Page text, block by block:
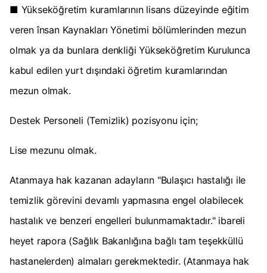
■ Yükseköğretim kuramlarının lisans düzeyinde eğitim
veren însan Kaynakları Yönetimi bölümlerinden mezun
olmak ya da bunlara denkliği Yükseköğretim Kurulunca
kabul edilen yurt dışındaki öğretim kuramlarından
mezun olmak.
Destek Personeli (Temizlik) pozisyonu için;
Lise mezunu olmak.
Atanmaya hak kazanan adayların "Bulaşıcı hastalığı ile
temizlik görevini devamlı yapmasına engel olabilecek
hastalık ve benzeri engelleri bulunmamaktadır." ibareli
heyet rapora (Sağlık Bakanlığına bağlı tam teşekküllü
hastanelerden) almaları gerekmektedir. (Atanmaya hak